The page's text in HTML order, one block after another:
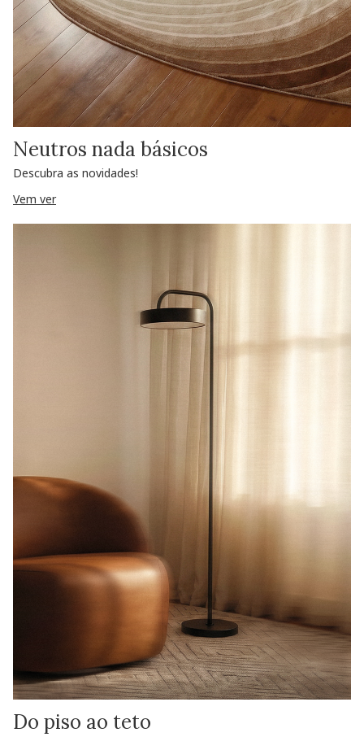
Neutros nada básicos
Descubra as novidades!
Vem ver
Do piso ao teto